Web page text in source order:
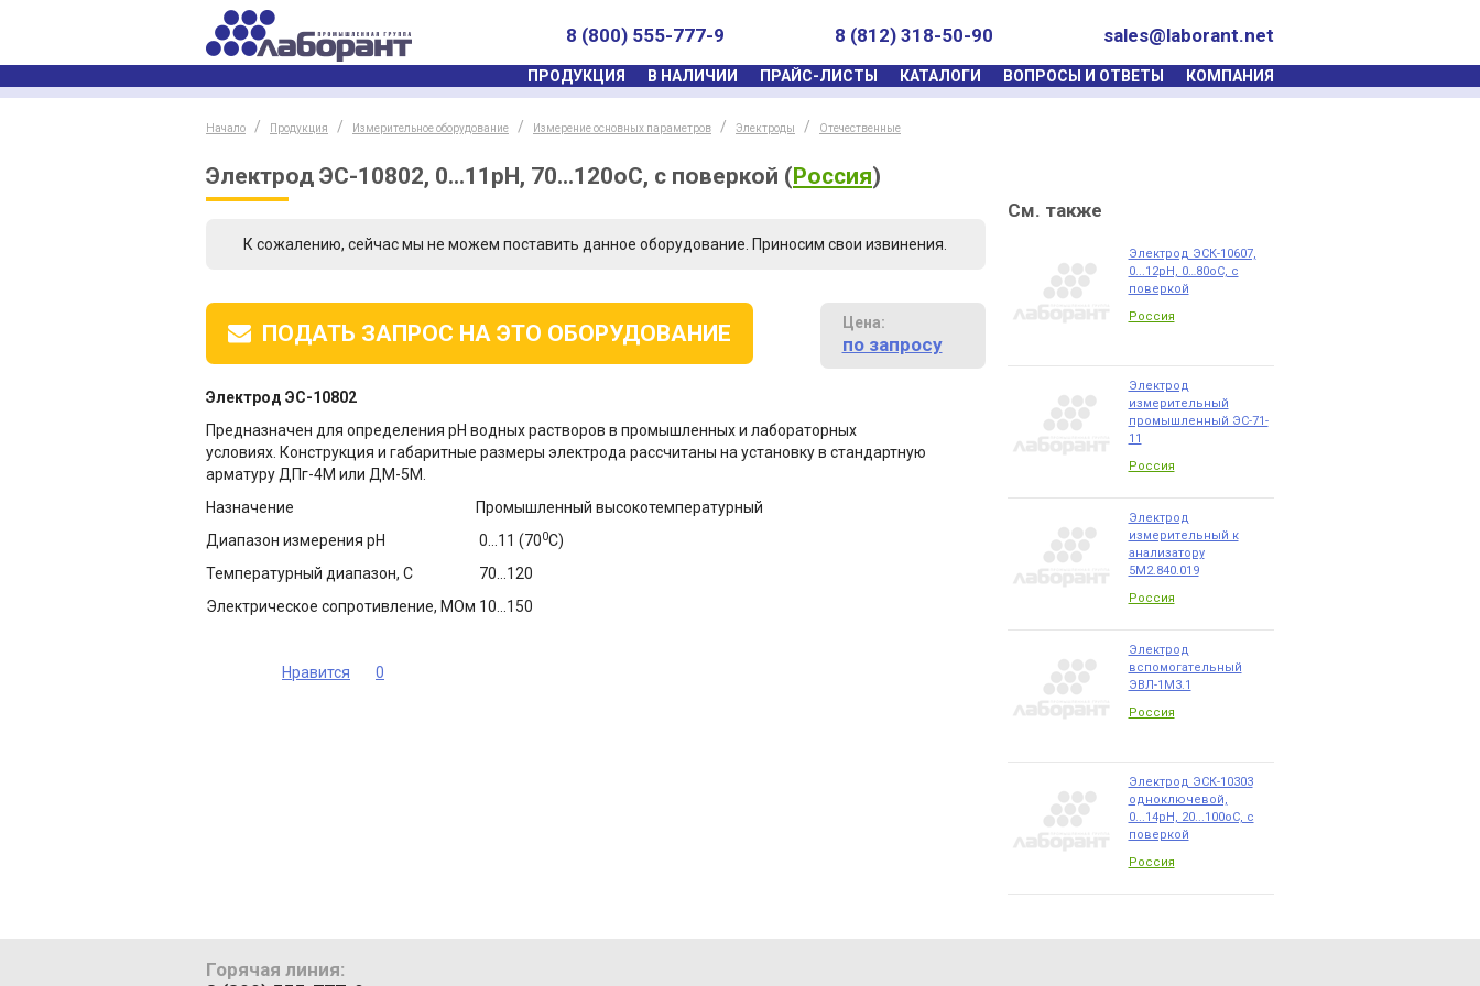
sales@laborant.net
8 (812) 318-50-90
8 (800) 555-777-9
ПРОДУКЦИЯ В НАЛИЧИИ ПРАЙС-ЛИСТЫ КАТАЛОГИ ВОПРОСЫ И ОТВЕТЫ КОМПАНИЯ
Начало Продукция Измерительное оборудование Измерение основных параметров Электроды Отечественные
Электрод ЭС-10802, 0...11pH, 70...120оС, с поверкой (Россия)
К сожалению, сейчас мы не можем поставить данное оборудование. Приносим свои извинения.
ПОДАТЬ ЗАПРОС НА ЭТО ОБОРУДОВАНИЕ Цена:
по запросу
Электрод ЭС-10802
Предназначен для определения pH водных растворов в промышленных и лабораторных
условиях. Конструкция и габаритные размеры электрода рассчитаны на установку в стандартную
арматуру ДПг-4М или ДМ-5М.
Назначение
Промышленный высокотемпературный
Диапазон измерения рН
0...11 (700С)
Температурный диапазон, С
70...120
Электрическое сопротивление, МОм 10...150
Нравится 0
См. также
Электрод ЭСК-10607,
0...12pH, 0…80оС, с
поверкой
Россия
Электрод
измерительный
промышленный ЭС-71-
11
Россия
Электрод
измерительный к
анализатору
5М2.840.019
Россия
Электрод
вспомогательный
ЭВЛ-1М3.1
Россия
Электрод ЭСК-10303
одноключевой,
0...14pH, 20...100оС, с
поверкой
Россия
Горячая линия: